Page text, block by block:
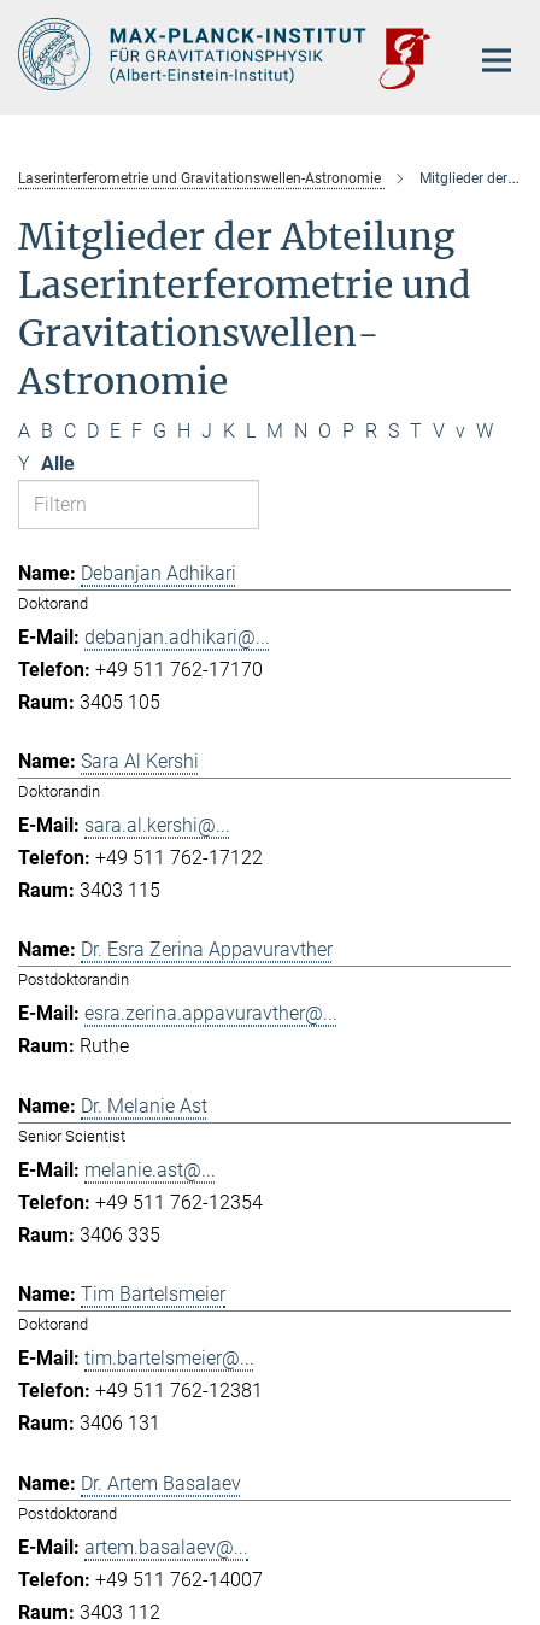
Hauptinhalt
Laserinterferometrie und Gravitationswellen-Astronomie Mitglieder der Abteilung
Mitglieder der Abteilung
Laserinterferometrie und
Gravitationswellen-
Astronomie
A B C D E F G H J K L M N O P R S T V v W
Y Alle
Debanjan Adhikari
Doktorand
debanjan.adhikari@...
+49 511 762-17170
3405 105
Sara Al Kershi
Doktorandin
sara.al.kershi@...
+49 511 762-17122
3403 115
Dr. Esra Zerina Appavuravther
Postdoktorandin
esra.zerina.appavuravther@...
Ruthe
Dr. Melanie Ast
Senior Scientist
melanie.ast@...
+49 511 762-12354
3406 335
Tim Bartelsmeier
Doktorand
tim.bartelsmeier@...
+49 511 762-12381
3406 131
Dr. Artem Basalaev
Postdoktorand
artem.basalaev@...
+49 511 762-14007
3403 112